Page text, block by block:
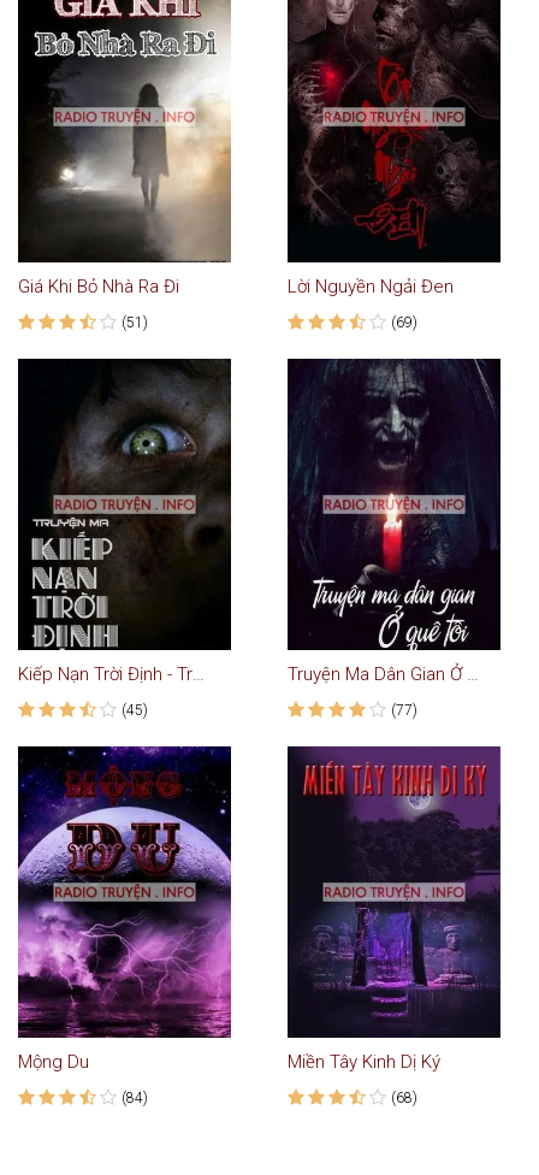
Giá Khi Bỏ Nhà Ra Đi
(51)
Lời Nguyền Ngải Đen
(69)
Kiếp Nạn Trời Định - Truyện Ma
(45)
Truyện Ma Dân Gian Ở Quê Tôi
(77)
Mộng Du
(84)
Miền Tây Kinh Dị Ký
(68)